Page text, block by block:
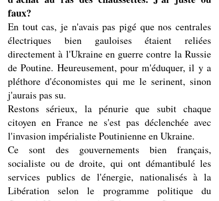
faux?
En tout cas, je n'avais pas pigé que nos centrales
électriques bien gauloises étaient reliées
directement à l'Ukraine en guerre contre la Russie
de Poutine. Heureusement, pour m'éduquer, il y a
pléthore d'économistes qui me le serinent, sinon
j'aurais pas su.
Restons sérieux, la pénurie que subit chaque
citoyen en France ne s'est pas déclenchée avec
l'invasion impérialiste Poutinienne en Ukraine.
Ce sont des gouvernements bien français,
socialiste ou de droite, qui ont démantibulé les
services publics de l'énergie, nationalisés à la
Libération selon le programme politique du